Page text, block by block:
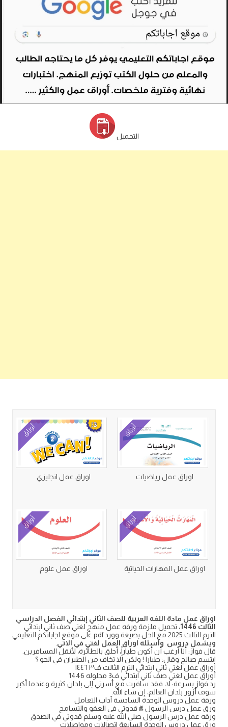
التحميل
أوراق
اوراق عمل رياضيات
أوراق
اوراق عمل انجليزي
أوراق
اوراق عمل المهارات الحياتية
أوراق
اوراق عمل علوم
اوراق عمل مادة اللغه العربية للصف الثاني إبتدائي الفصل الدراسي
الثالث 1446
، تحميل ملزمة ورقه عمل منهج لغتي صف ثاني ابتدائي
الترم الثالث 2025 مع الحل بصيغة وورد pdf على موقع اجاباتكم التعليمي
ويشمل دروس واسئلة اوراق العمل لغتي في الاتي
قال فواز: أنا أرغب أن أكون طياراً، أحلق بالطائرة، لأنقل المسافرين.
ابتسم صالح وقال: طيارا ! ولكن ألا تخاف من الطيران في الجو ؟
أوراق عمل لغتي ثاني ابتدائي الترم الثالث ف٣ ١٤٤٦
أوراق عمل لغتي صف ثاني ابتدائي ف3 محلوله 1446
رد فواز بسرعة: لا، فقد سافرت مع أسرتي إلى بلدان كثيرة وعندما أكبر
سوف أزور بلدان العالم، إن شاء الله.
ورقة عمل دروس الوحدة السادسة آداب التعامل
ورق عمل درس الرسول ﷺ قدوتي في العفو والتسامح
ورقه عمل درس الرسول صلى الله عليه وسلم قدوتي في الصدق
ورق عمل دروس الوحدة السابعة اتصالات ومواصلات